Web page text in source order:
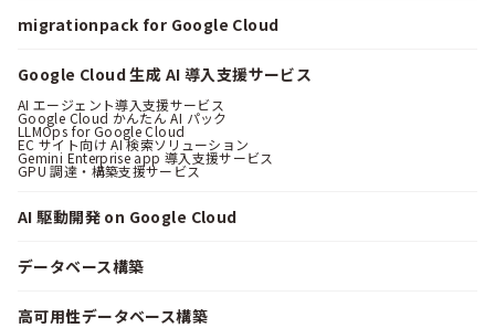
migrationpack for Google Cloud
Google Cloud 生成 AI 導入支援サービス
AI エージェント導入支援サービス
Google Cloud かんたん AI パック
LLMOps for Google Cloud
EC サイト向け AI 検索ソリューション
Gemini Enterprise app 導入支援サービス
GPU 調達・構築支援サービス
AI 駆動開発 on Google Cloud
データベース構築
高可用性データベース構築